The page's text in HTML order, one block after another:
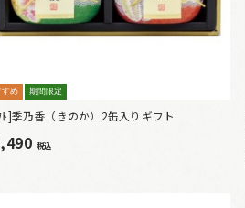
すめ 期間限定
]季乃香（きのか）2缶入りギフト
税込